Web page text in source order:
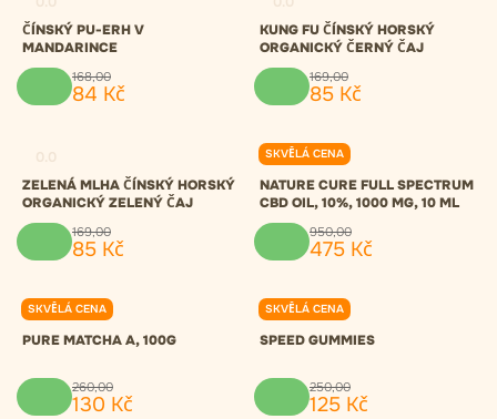
ČÍNSKÝ PU-ERH V
MANDARINCE
168,00
84 Kč
KUNG FU ČÍNSKÝ HORSKÝ
ORGANICKÝ ČERNÝ ČAJ
169,00
85 Kč
ZELENÁ MLHA ČÍNSKÝ HORSKÝ
ORGANICKÝ ZELENÝ ČAJ
169,00
85 Kč
SKVĚLÁ CENA
0.0
NATURE CURE FULL SPECTRUM
CBD OIL, 10%, 1000 MG, 10 ML
950,00
475 Kč
SKVĚLÁ CENA
0.0
PURE MATCHA A, 100G
260,00
130 Kč
SKVĚLÁ CENA
0.0
SPEED GUMMIES
250,00
125 Kč